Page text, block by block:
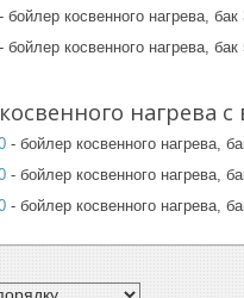
- бойлер косвенного нагрева,
- бойлер косвенного нагрева,
нагрева
- бойлер косвенного нагрева,
- бойлер косвенного нагрева,
- бойлер косвенного нагрева,